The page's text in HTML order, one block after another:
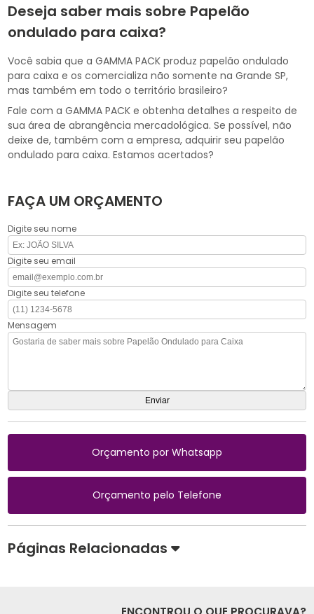
Deseja saber mais sobre Papelão
ondulado para caixa?
Você sabia que a GAMMA PACK produz papelão ondulado
para caixa e os comercializa não somente na Grande SP,
mas também em todo o território brasileiro?
Fale com a GAMMA PACK e obtenha detalhes a respeito de
sua área de abrangência mercadológica. Se possível, não
deixe de, também com a empresa, adquirir seu papelão
ondulado para caixa. Estamos acertados?
FAÇA UM ORÇAMENTO
Digite seu nome
Digite seu email
Digite seu telefone
Mensagem
Orçamento por Whatsapp
Orçamento pelo Telefone
Páginas Relacionadas